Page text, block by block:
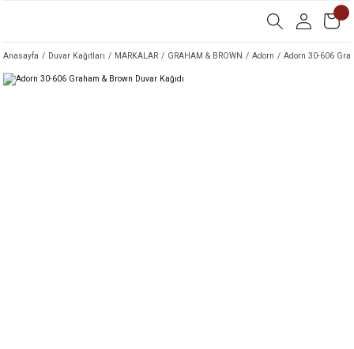
Anasayfa Duvar Kağıtları MARKALAR GRAHAM & BROWN Adorn Adorn 30-606